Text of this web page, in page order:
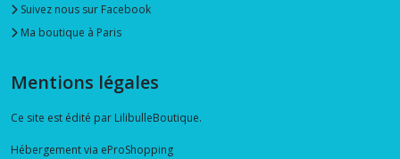
Suivez nous sur Facebook
Ma boutique à Paris
Mentions légales
Ce site est édité par LilibulleBoutique.
Hébergement via eProShopping